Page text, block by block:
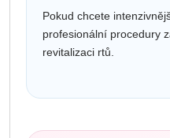
Pokud chcete
profesionální procedury
revitalizaci rtů.